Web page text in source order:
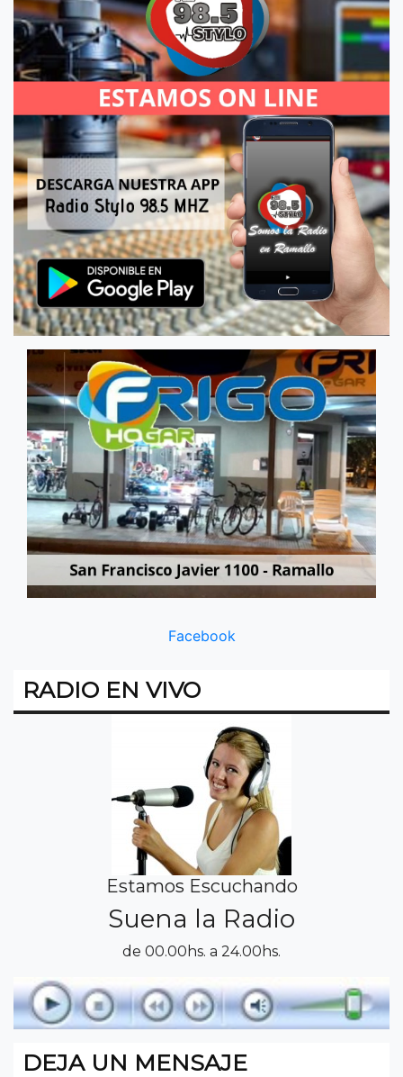
Facebook
RADIO EN VIVO
Estamos Escuchando
Suena la Radio
de 00.00hs. a 24.00hs.
DEJA UN MENSAJE